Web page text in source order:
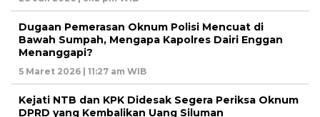
Dugaan Pemerasan Oknum Polisi Mencuat di
Bawah Sumpah, Mengapa Kapolres Dairi Enggan
Menanggapi?
5 Maret 2026 | 11:27 am WIB
Kejati NTB dan KPK Didesak Segera Periksa Oknum
DPRD yang Kembalikan Uang Siluman